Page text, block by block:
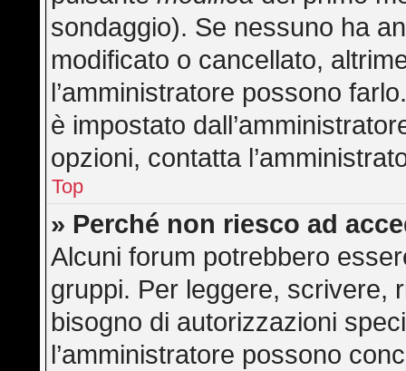
sondaggio). Se nessuno ha
modificato o cancellato,
l’amministratore possono
è impostato
opzioni, contatta
Top
» Perché non riesco ad
Alcuni forum potrebbero
gruppi. Per leggere, scrivere,
bisogno di autorizzazioni
l’amministratore possono